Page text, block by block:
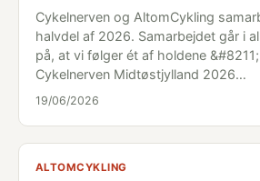
Cykelnerven og AltomCykling
halvdel af 2026. Samarbejdet går i
på, at vi følger ét af holdene
Cykelnerven Midtøstjylland 2026…
19/06/2026
ALTOMCYKLING